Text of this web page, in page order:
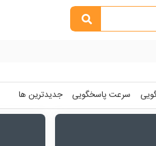
سرعت پاسخگویی جدیدترین ها